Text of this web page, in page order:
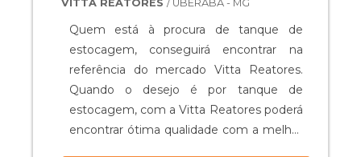
VITTA REATORES / UBERABA - MG
Quem está à procura de tanque de
estocagem, conseguirá encontrar na
referência do mercado Vitta Reatores.
Quando o desejo é por tanque de
estocagem, com a Vitta Reatores poderá
encontrar ótima qualidade com a melhor